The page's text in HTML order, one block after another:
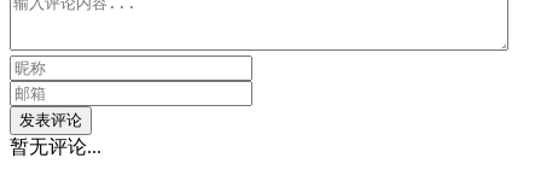
发表评论
暂无评论...